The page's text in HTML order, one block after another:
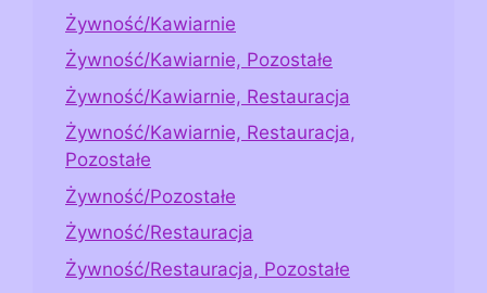
Żywność/Kawiarnie
Żywność/Kawiarnie, Pozostałe
Żywność/Kawiarnie, Restauracja
Żywność/Kawiarnie, Restauracja,
Pozostałe
Żywność/Pozostałe
Żywność/Restauracja
Żywność/Restauracja, Pozostałe